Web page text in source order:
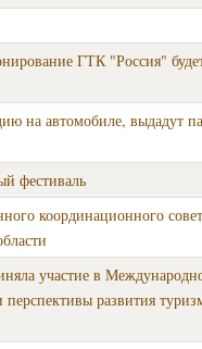
ГТК "Россия"
на автомобиле, выдадут
фестиваль
координационного
участие в
развития